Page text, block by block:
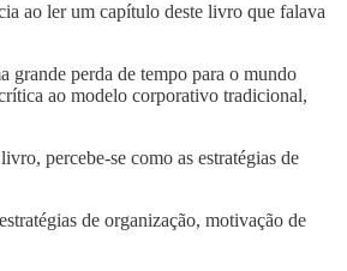
ao ler um capítulo deste livro que falava
grande perda de tempo para o mundo
ao modelo corporativo tradicional,
percebe-se como as estratégias de
de organização, motivação de